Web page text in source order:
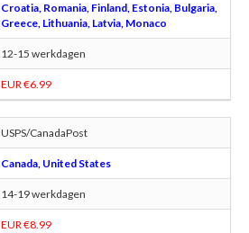
Croatia, Romania, Finland, Estonia, Bulgaria,
Greece, Lithuania, Latvia, Monaco
12-15 werkdagen
EUR €6.99
USPS/CanadaPost
Canada, United States
14-19 werkdagen
EUR €8.99